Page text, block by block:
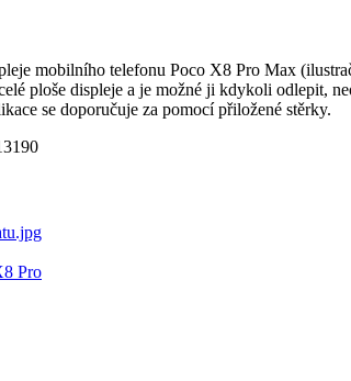
mobilního telefonu Poco X8 Pro Max
ploše displeje a je možné ji kdykoli
se doporučuje za pomocí přiložené stěrky.
Pro